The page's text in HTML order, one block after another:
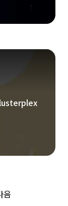
음